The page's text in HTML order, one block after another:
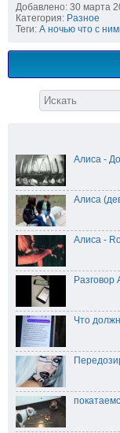
Добавлено: 30 марта
Категория: Разное
Теги: А ночью что с
Алиса -
Алиса
Алиса -
Разговор
Что